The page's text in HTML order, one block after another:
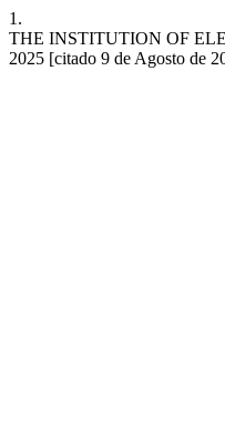
1.
THE INSTITUTION OF
2025 [citado 9 de Agosto de